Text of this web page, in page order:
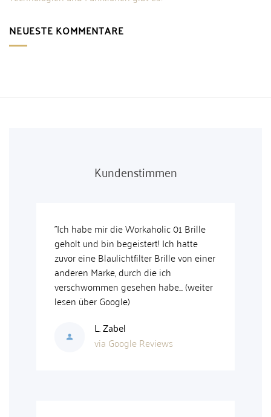
NEUESTE KOMMENTARE
Kundenstimmen
"Ich habe mir die Workaholic 01 Brille
geholt und bin begeistert! Ich hatte
zuvor eine Blaulichtfilter Brille von einer
anderen Marke, durch die ich
verschwommen gesehen habe... (weiter
lesen über Google)
L. Zabel
via Google Reviews